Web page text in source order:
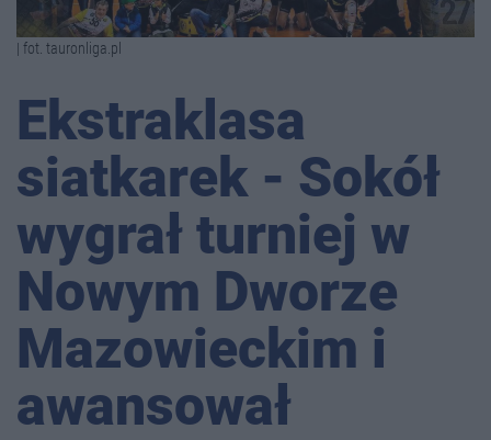
| fot. tauronliga.pl
Ekstraklasa
siatkarek - Sokół
wygrał turniej w
Nowym Dworze
Mazowieckim i
awansował